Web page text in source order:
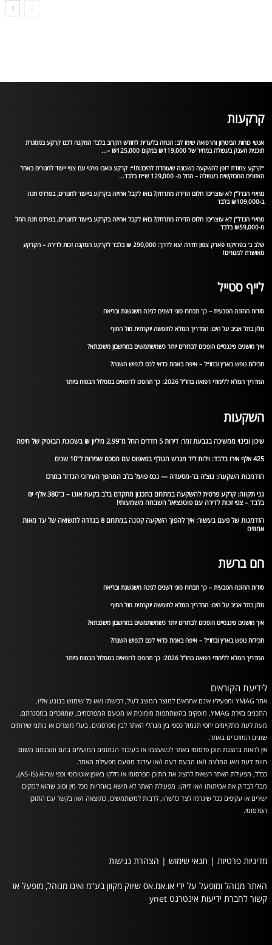
קרקעות
אנשי כוחות הביטחון והרפואה שימו לב: הנחה בלעדית לחודש הקרוב בלבד המקנה לכם קרקע במסגרת
תוכנית הענק בעפולה במחיר של ₪119,000 במקום ₪125,000 –...
״קרקע צמודת דופן להשקעה בשכונה שעומדת להיבנות!״: קרקע טאבו פרטי עם צפי ייעוד למגורים באחד
האזורים המבוקשים בעפולה – החל מ- 129,000 ש״ח בלבד...
מחירי הנדל”ן לא עוצרים! חלום הדירה מתרחק? בואו לקבל אחיזה בקרקע בייעוד למגורים, בפרדס חנה
ב-₪109,000 בלבד
מחירי הנדל”ן לא עוצרים! חלום הדירה מתרחק? בואו לקבל אחיזה בקרקע בייעוד למגורים, בפרדס חנה החל
מ-₪59,000 בלבד
שלב ב׳ בפרויקט פארק צפון חדרה יצא לדרך: 290,000 ₪ בלבד לקרקע המקנה זכות לדירה – הקרקע
מאושרת למגורים!
לייף סטייל
סודות ההזנה הטבעית – כך תבחרו סוגי דשנים לגינה משגשגת ובריאה
מלון בתל אביב על הים: המדריך המלא לחופשה יוקרתית מול החוף
איך מושגים פיננסיים הופכים לברורים יותר כשמשתמשים במחשבון משכנתא?
חבילות נופש בארץ ובחו״ל – איפה באמת כדאי לכם לנפוש השנה?
המדריך המלא ללימודי רפואה בחו”ל 2026: כך תהפכו לרופאים במסלול הבטוח ביותר
השקעות
שיכון ובינוי ממשיכה בגבעת זמר: דירות 5 חדרים החל מ־2.99 מיליון ₪ בשכונת הבוטיק של חיפה
425 אלף אירו בלבד: וילות ליד מגרש הגולף בפאפוס עם הסכם שכירות ל־10 שנים
הזדמנות השקעה: נוצ’ה בר-מסעדה — נכס פועל בלב המהפך העירוני הגדול במרכז
גני תקווה: קרקע פרטית להשקעה במתחם בתכנון מתקדם בלב בקעת אונו – ב־380 אלף ₪
בלבד – צפי זכות לדירה עם פוטנציאל השבחה משמעותי!
הזדמנות של פעם בעשור: איך להפוך השקעה קטנה במתחם 8 בגדרה לתשואה של עד מאות
אחוזים
חם ברשת
סודות ההזנה הטבעית – כך תבחרו סוגי דשנים לגינה משגשגת ובריאה
מלון בתל אביב על הים: המדריך המלא לחופשה יוקרתית מול החוף
איך מושגים פיננסיים הופכים לברורים יותר כשמשתמשים במחשבון משכנתא?
חבילות נופש בארץ ובחו״ל – איפה באמת כדאי לכם לנפוש השנה?
המדריך המלא ללימודי רפואה בחו”ל 2026: כך תהפכו לרופאים במסלול הבטוח ביותר
לידיעת הקוראים
אתר YMAG ומפעיליו אינם אחראים למוצר המוצג לעיל, רכישתו ו/או כל שימוש בנוגע אליו.
התכנים בזירת YMAG, מופקים בהשתתפות מימונית או מטעם המפרסמים, שמוזכרים במסגרתם.
מעת לעת מתקיימים יחסי תגמול כספי בין מנהלי האתר לבין מפרסמים, בעלי מוצרים או נותני שירותים
שונים המוזכרים באתר.
אין לראות בהצגת תוכן פרסומי באתר לכשעצמו או בעיבוד הנתונים המועלים בהם והצגתם משום
חוות דעת ו/או המלצה ו/או הבעת דעה ו/או עידוד מטעם מפעילת האתר.
ככלל, מפעילת האתר רשאית להציג את התוכן הפרסומי או חלקו באופן אוטומטי וכפי שהוא (AS-IS),
מבלי לבדוק את אמיתותו ו/או דיוקו. מפעילת האתר לא תישא באחריות מכל מין וסוג שהוא לנזקים
ישירים או עקיפים ככל שיגרמו לצד כלשהו, לרבות למשתמשים, כתוצאה ו/או בקשר עם התוכן
הפרסומי.
מדיניות פרטיות | תנאי שימוש | הצהרת נגישות
האתר מנוהל ומופעל על ידי או.אמ.אס שיווק מקוון בע"מ ואינו מנוהל, מופעל או
קשור לחברת ידיעות אינטרנט ynet